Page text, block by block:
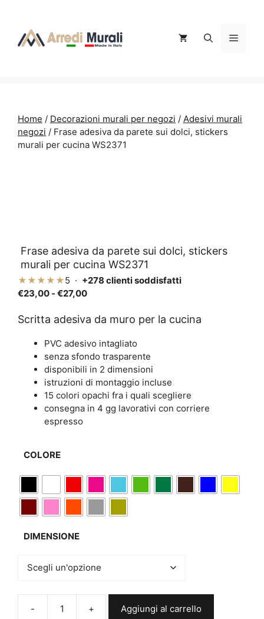
contenuto
Menu
Home / Decorazioni murali per negozi / Adesivi murali
negozi / Frase adesiva da parete sui dolci, stickers
murali per cucina WS2371
Frase adesiva da parete sui dolci, stickers
murali per cucina WS2371
★★★★★5 · +278 clienti soddisfatti
€23,00 - €27,00Fascia
prezzo:
€23,00
a
€27,00
Scritta adesiva da muro per la cucina
PVC adesivo intagliato
senza sfondo trasparente
disponibili in 2 dimensioni
istruzioni di montaggio incluse
15 colori opachi fra i quali scegliere
consegna in 4 gg lavorativi con corriere
espresso
COLORE
DIMENSIONE
FraseAggiungi al carrello